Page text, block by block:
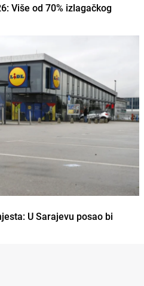
Više od 70% izlagačkog
U Sarajevu posao bi